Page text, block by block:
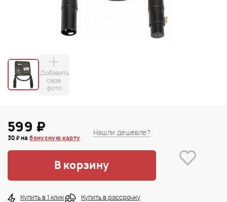
Добавить
свое
фото
599 ₽
30 ₽ набонусную карту
Нашли дешевле?
В корзину
Купить в 1 клик Купить в рассрочку